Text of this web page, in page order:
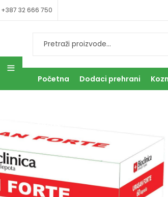
+387 32 666 750
Početna Dodaci prehrani